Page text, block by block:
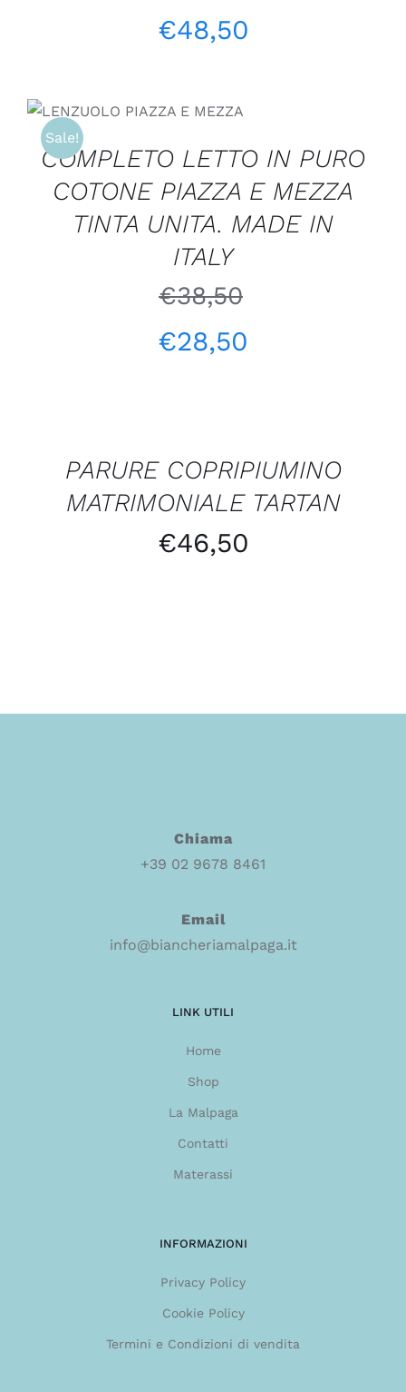
€48,50
Sale!
SCEGLI
/
DETTAGLI
COMPLETO LETTO IN PURO
COTONE PIAZZA E MEZZA
TINTA UNITA. MADE IN
ITALY
€38,50
€28,50
DETTAGLIPARURE COPRIPIUMINO
MATRIMONIALE TARTAN
€46,50
Chiama
+39 02 9678 8461
Email
info@biancheriamalpaga.it
LINK UTILI
Home
Shop
La Malpaga
Contatti
Materassi
INFORMAZIONI
Privacy Policy
Cookie Policy
Termini e Condizioni di vendita